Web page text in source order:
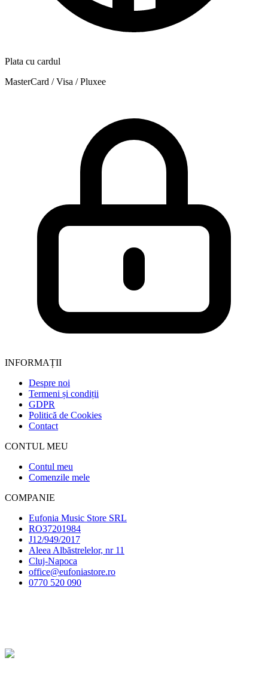
Plata cu cardul
MasterCard / Visa / Pluxee
INFORMAȚII
Despre noi
Termeni și condiții
GDPR
Politică de Cookies
Contact
CONTUL MEU
Contul meu
Comenzile mele
COMPANIE
Eufonia Music Store SRL
RO37201984
J12/949/2017
Aleea Albăstrelelor, nr 11
Cluj-Napoca
office@eufoniastore.ro
0770 520 090